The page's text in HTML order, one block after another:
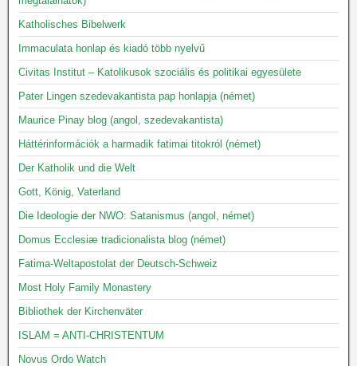
Katholisches Bibelwerk
Immaculata honlap és kiadó több nyelvű
Civitas Institut – Katolikusok szociális és politikai egyesülete
Pater Lingen szedevakantista pap honlapja (német)
Maurice Pinay blog (angol, szedevakantista)
Háttérinformációk a harmadik fatimai titokról (német)
Der Katholik und die Welt
Gott, König, Vaterland
Die Ideologie der NWO: Satanismus (angol, német)
Domus Ecclesiæ tradicionalista blog (német)
Fatima-Weltapostolat der Deutsch-Schweiz
Most Holy Family Monastery
Bibliothek der Kirchenväter
ISLAM = ANTI-CHRISTENTUM
Novus Ordo Watch